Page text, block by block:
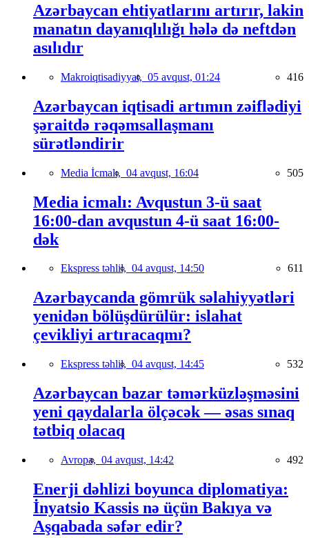
Azərbaycan ehtiyatlarını artırır, lakin
manatın dayanıqlılığı hələ də neftdən
asılıdır
Makroiqtisadiyyat, 05 avqust, 01:24 416
Azərbaycan iqtisadi artımın zəiflədiyi
şəraitdə rəqəmsallaşmanı
sürətləndirir
Media İcmalı, 04 avqust, 16:04 505
Media icmalı: Avqustun 3-ü saat
16:00-dan avqustun 4-ü saat 16:00-
dək
Ekspress təhlil, 04 avqust, 14:50 611
Azərbaycanda gömrük səlahiyyətləri
yenidən bölüşdürülür: islahat
çevikliyi artıracaqmı?
Ekspress təhlil, 04 avqust, 14:45 532
Azərbaycan bazar təmərküzləşməsini
yeni qaydalarla ölçəcək — əsas sınaq
tətbiq olacaq
Avropa, 04 avqust, 14:42 492
Enerji dəhlizi boyunca diplomatiya:
İnyatsio Kassis nə üçün Bakıya və
Aşqabada səfər edir?